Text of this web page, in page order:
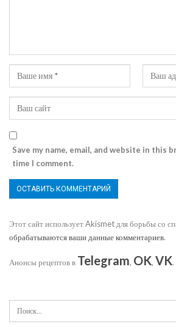
Save my name, email, and website in this
time I comment.
Этот сайт использует Akismet для борьбы со
обрабатываются ваши данные комментариев.
Анонсы рецептов в Telegram, OK, VK.